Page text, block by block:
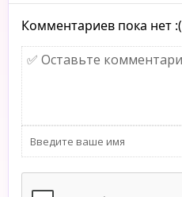
Комментариев пока нет :(